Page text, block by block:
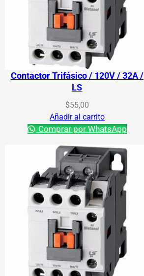
Contactor Trifásico / 120V / 32A /
LS
$55,00
Añadir al carrito
Comprar por WhatsApp